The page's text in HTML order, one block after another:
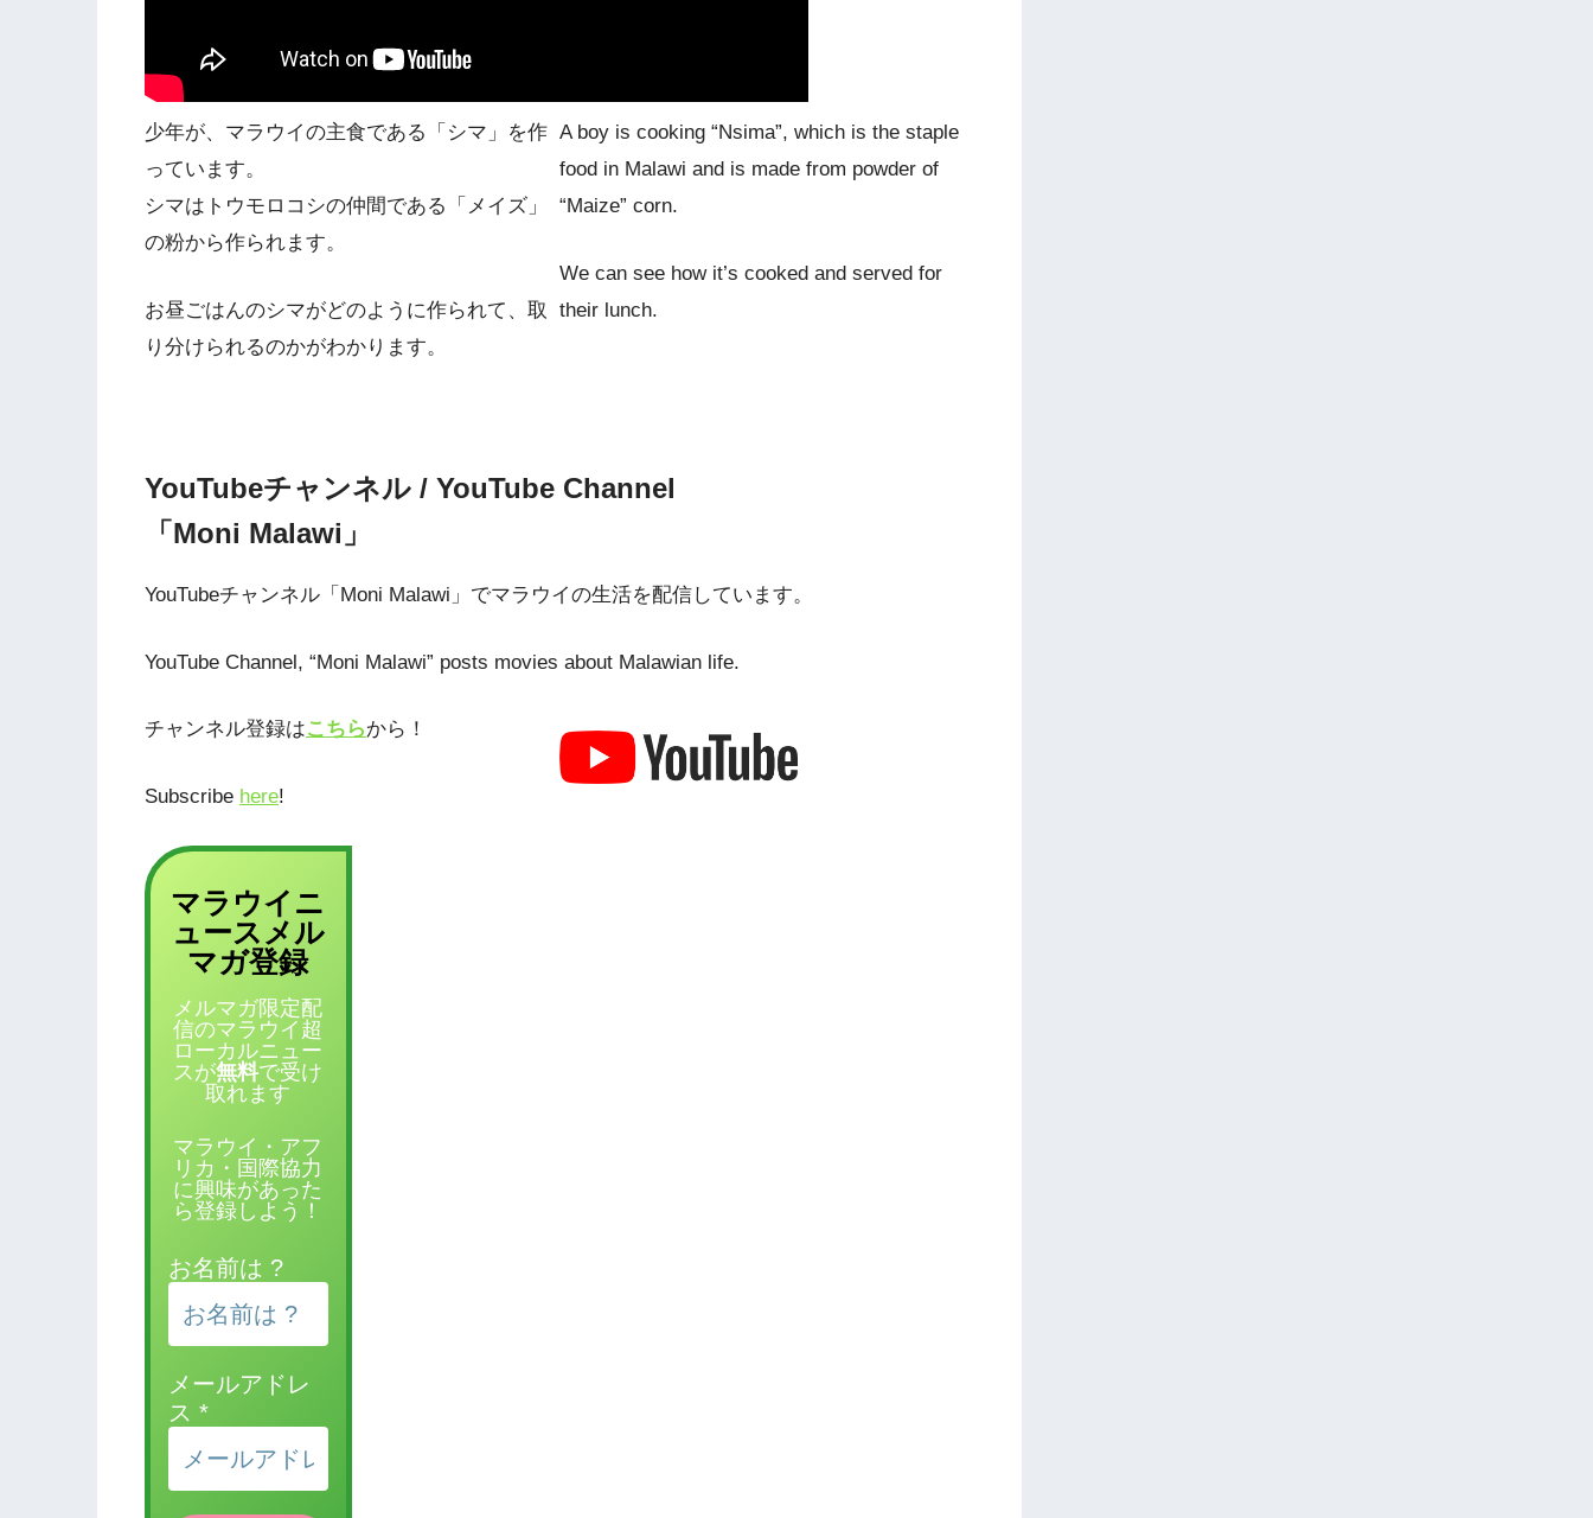
少年が、マラウイの主食である「シマ」を作
っています。
シマはトウモロコシの仲間である「メイズ」
の粉から作られます。
お昼ごはんのシマがどのように作られて、取
り分けられるのかがわかります。
A boy is cooking “Nsima”, which is the staple
food in Malawi and is made from powder of
“Maize” corn.
We can see how it’s cooked and served for
their lunch.
YouTubeチャンネル / YouTube Channel
「Moni Malawi」
YouTubeチャンネル「Moni Malawi」でマラウイの生活を配信しています。
YouTube Channel, “Moni Malawi” posts movies about Malawian life.
チャンネル登録はこちらから！
Subscribe here!
マラウイニ
ュースメル
マガ登録
メルマガ限定配
信のマラウイ超
ローカルニュー
スが無料で受け
取れます
マラウイ・アフ
リカ・国際協力
に興味があった
ら登録しよう！
お名前は ?
メールアドレ
ス *